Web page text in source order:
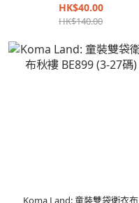
HK$40.00
HK$140.00
Koma Land: 童裝雙袋衛衣布